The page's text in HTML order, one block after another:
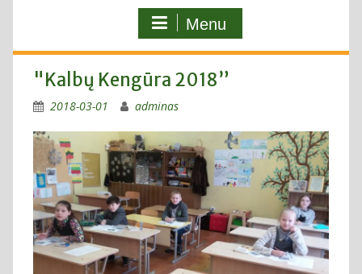
Menu
"Kalbų Kengūra 2018”
2018-03-01 adminas